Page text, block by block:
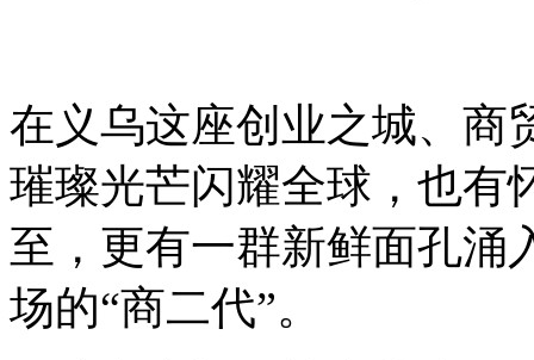
在义乌这座创业之城、商
璀璨光芒闪耀全球，也有
至，更有一群新鲜面孔涌
场的“商二代”。